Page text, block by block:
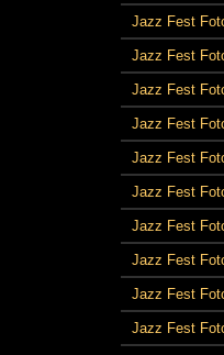
Jazz Fest
Jazz Fest
Jazz Fest
Jazz Fest
Jazz Fest
Jazz Fest
Jazz Fest
Jazz Fest
Jazz Fest
Jazz Fest